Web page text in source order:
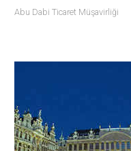
Abu Dabi Ticaret Müşavirliği